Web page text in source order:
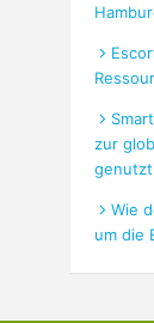
zur
Wie
um die